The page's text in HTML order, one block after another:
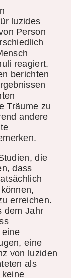
luzides
Person
reagiert.
berichten
Träume zu
andere
die
dass
erreichen.
dem Jahr
eine
eine
von luziden
als
keine